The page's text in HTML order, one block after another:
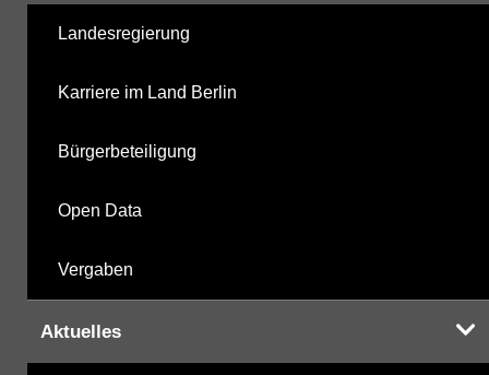
Landesregierung
Karriere im Land Berlin
Bürgerbeteiligung
Open Data
Vergaben
Aktuelles